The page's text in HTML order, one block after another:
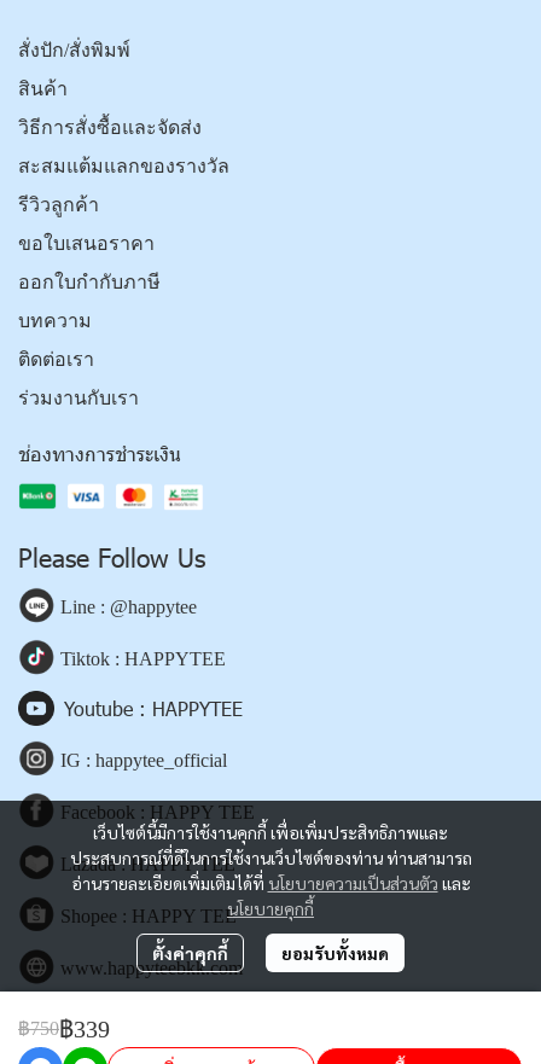
฿750฿339
เว็บไซต์นี้มีการใช้งานคุกกี้ เพื่อเพิ่มประสิทธิภาพและ
ประสบการณ์ที่ดีในการใช้งานเว็บไซต์ของท่าน ท่านสามารถ
อ่านรายละเอียดเพิ่มเติมได้ที่ นโยบายความเป็นส่วนตัว และ
นโยบายคุกกี้
ตั้งค่าคุกกี้ ยอมรับทั้งหมด
สั่งปัก/สั่งพิมพ์
สินค้า
วิธีการสั่งซื้อและจัดส่ง
สะสมแต้มแลกของรางวัล
รีวิวลูกค้า
ขอใบเสนอราคา
ออกใบกำกับภาษี
บทความ
ติดต่อเรา
ร่วมงานกับเรา
ช่องทางการชำระเงิน
Please Follow Us
Line : @happytee
Tiktok : HAPPYTEE
Youtube : HAPPYTEE
IG : happytee_official
Facebook : HAPPY TEE
Lazada : HAPPY TEE
Shopee : HAPPY TEE
www.happyteebkk.com
Copyright | All Rights Reserved | Powered by happyteebkk.com